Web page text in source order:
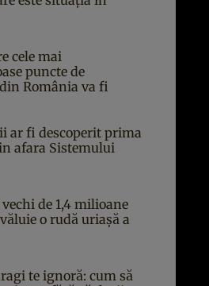
cele mai
puncte de
România va fi
ar fi descoperit prima
afara Sistemului
de 1,4 milioane
o rudă uriașă a
te ignoră: cum să